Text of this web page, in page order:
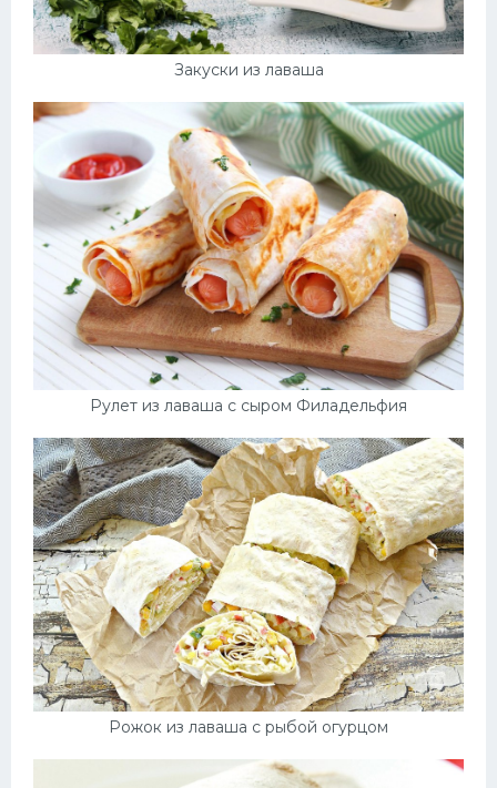
Закуски из лаваша
Рулет из лаваша с сыром Филадельфия
Рожок из лаваша с рыбой огурцом